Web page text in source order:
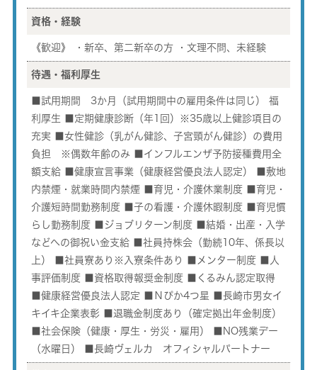
資格・経験
《歓迎》 ・新卒、第二新卒の方 ・文理不問、未経験
待遇・福利厚生
■試用期間 3か月（試用期間中の雇用条件は同じ） 福
利厚生 ■定期健康診断（年1回）※35歳以上健診項目の
充実 ■女性健診（乳がん健診、子宮頸がん健診）の費用
負担 ※偶数年齢のみ ■インフルエンザ予防接種費用全
額支給 ■健康宣言事業（健康経営優良法人認定） ■敷地
内禁煙・就業時間内禁煙 ■育児・介護休業制度 ■育児・
介護短時間勤務制度 ■子の看護・介護休暇制度 ■育児慣
らし勤務制度 ■ジョブリターン制度 ■結婚・出産・入学
などへの御祝い金支給 ■社員持株会（勤続10年、係長以
上） ■社員寮あり※入寮条件あり ■メンター制度 ■人
事評価制度 ■資格取得報奨金制度 ■くるみん認定取得
■健康経営優良法人認定 ■Ｎぴか4つ星 ■長崎市男女イ
キイキ企業表彰 ■退職金制度あり（確定拠出年金制度）
■社会保険（健康・厚生・労災・雇用） ■NO残業デー
（水曜日） ■長崎ヴェルカ オフィシャルパートナー